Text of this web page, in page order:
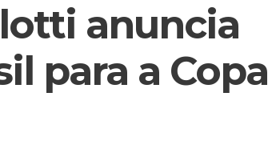
anuncia
para a Copa